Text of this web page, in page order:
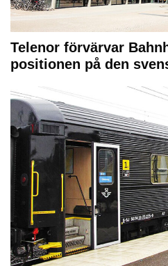
Telenor förvärvar
positionen på den